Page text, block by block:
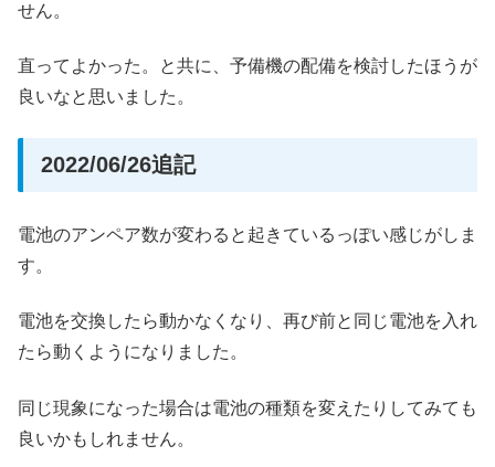
せん。
直ってよかった。と共に、予備機の配備を検討したほうが
良いなと思いました。
2022/06/26追記
電池のアンペア数が変わると起きているっぽい感じがしま
す。
電池を交換したら動かなくなり、再び前と同じ電池を入れ
たら動くようになりました。
同じ現象になった場合は電池の種類を変えたりしてみても
良いかもしれません。